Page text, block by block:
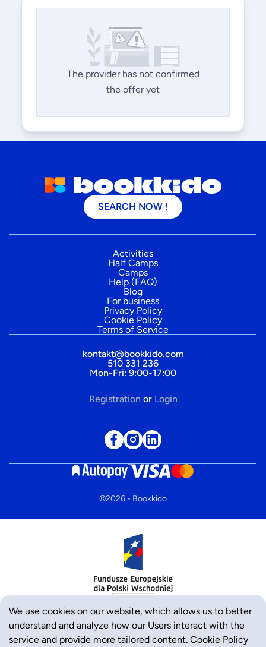
The provider has not confirmed
the offer yet
SEARCH NOW !
Activities
Half Camps
Camps
Help (FAQ)
Blog
For business
Privacy Policy
Cookie Policy
Terms of Service
kontakt@bookkido.com
510 331 236
Mon-Fri: 9:00-17:00
Registration or Login
©2026- Bookkido
We use cookies on our website, which allows us to better
understand and analyze how our Users interact with the
service and provide more tailored content. Cookie Policy